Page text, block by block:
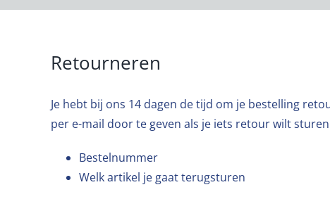
Retourneren
Je hebt bij ons 14 dagen de tijd om je bestelling
per e-mail door te geven als je iets retour wilt
Bestelnummer
Welk artikel je gaat terugsturen